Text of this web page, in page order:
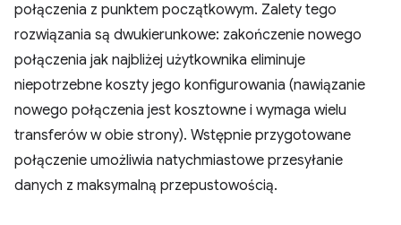
połączenia z punktem początkowym. Zalety tego
rozwiązania są dwukierunkowe: zakończenie nowego
połączenia jak najbliżej użytkownika eliminuje
niepotrzebne koszty jego konfigurowania (nawiązanie
nowego połączenia jest kosztowne i wymaga wielu
transferów w obie strony). Wstępnie przygotowane
połączenie umożliwia natychmiastowe przesyłanie
danych z maksymalną przepustowością.